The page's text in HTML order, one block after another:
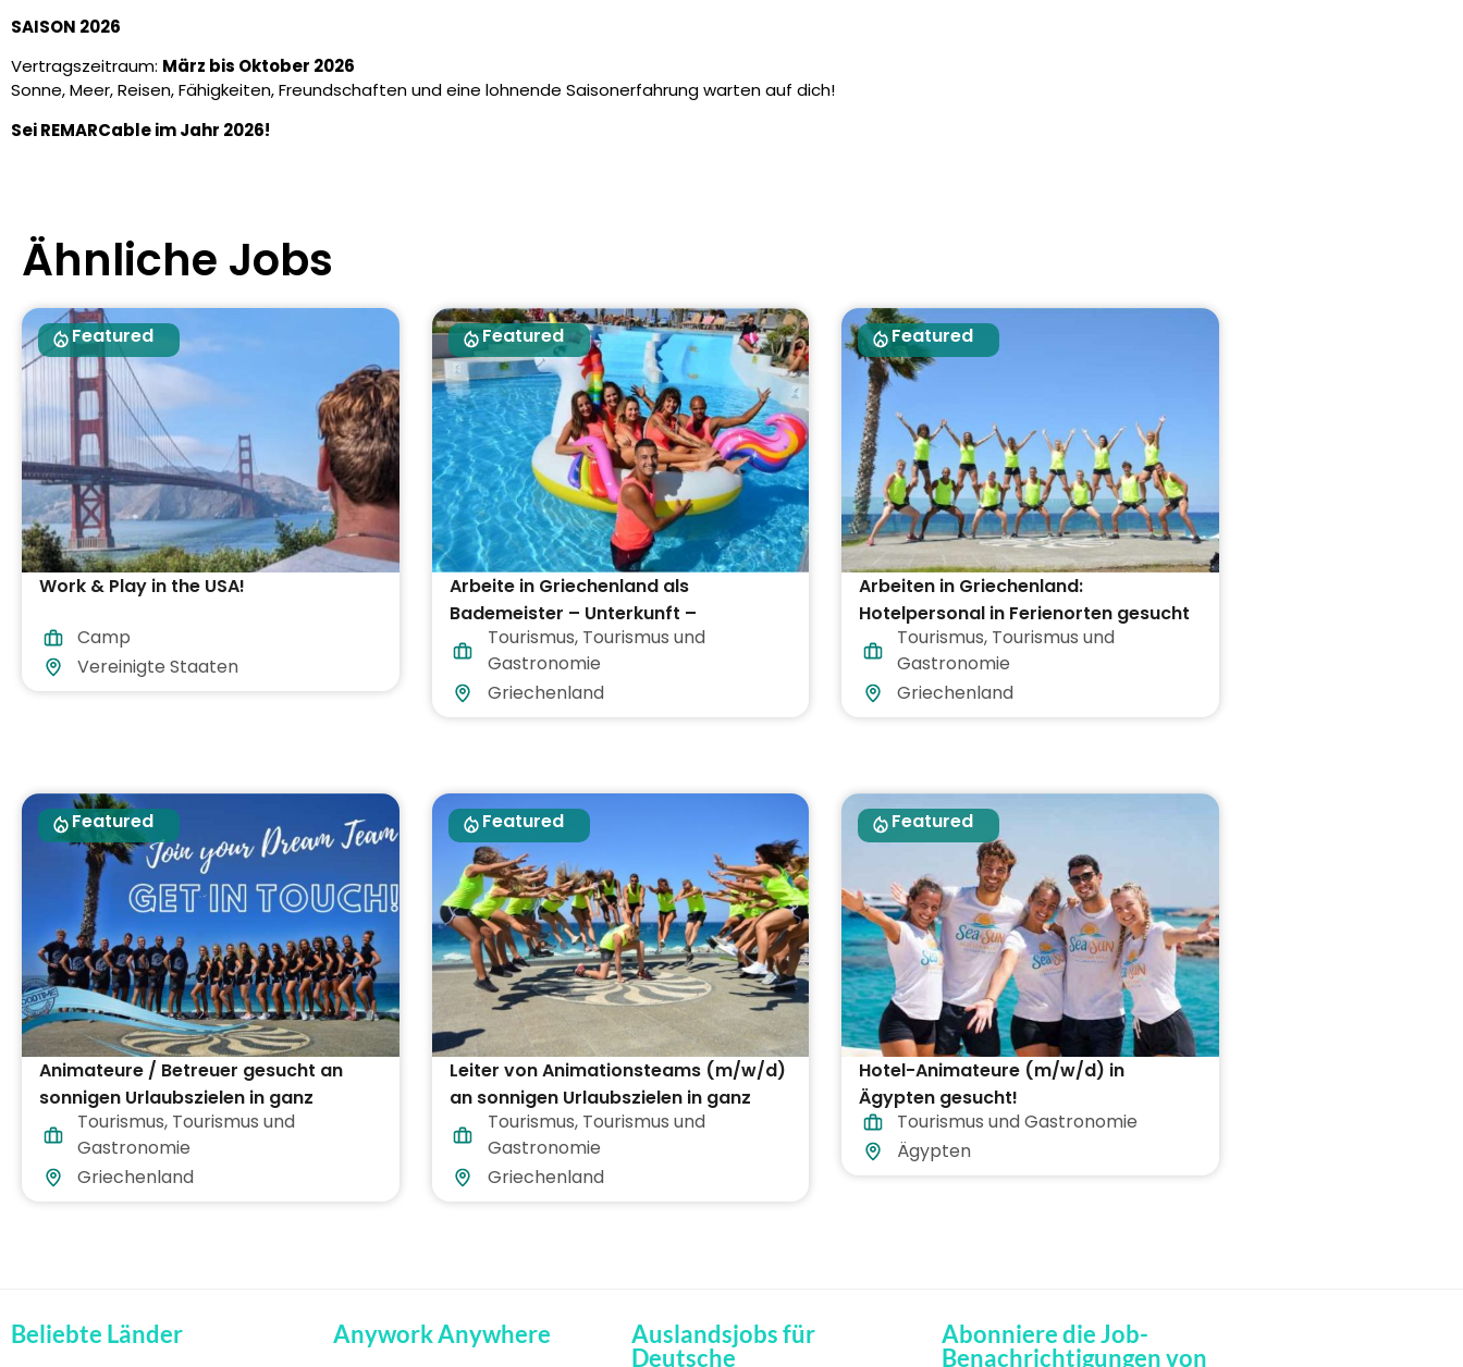
SAISON 2026
Vertragszeitraum: März bis Oktober 2026
Sonne, Meer, Reisen, Fähigkeiten, Freundschaften und eine lohnende Saisonerfahrung warten auf dich!
Sei REMARCable im Jahr 2026!
Ähnliche Jobs
Featured
Work & Play in the USA!
Camp
Vereinigte Staaten
Featured
Arbeite in Griechenland als
Bademeister – Unterkunft –
Verpflegung inklusive
Tourismus, Tourismus und
Gastronomie
Griechenland
Featured
Arbeiten in Griechenland:
Hotelpersonal in Ferienorten gesucht
Tourismus, Tourismus und
Gastronomie
Griechenland
Featured
Animateure / Betreuer gesucht an
sonnigen Urlaubszielen in ganz
Griechenland
Tourismus, Tourismus und
Gastronomie
Griechenland
Featured
Leiter von Animationsteams (m/w/d)
an sonnigen Urlaubszielen in ganz
Griechenland
Tourismus, Tourismus und
Gastronomie
Griechenland
Featured
Hotel-Animateure (m/w/d) in
Ägypten gesucht!
Tourismus und Gastronomie
Ägypten
Beliebte Länder Anywork Anywhere
Auslandsjobs für
Deutsche
Abonniere die Job-
Benachrichtigungen von